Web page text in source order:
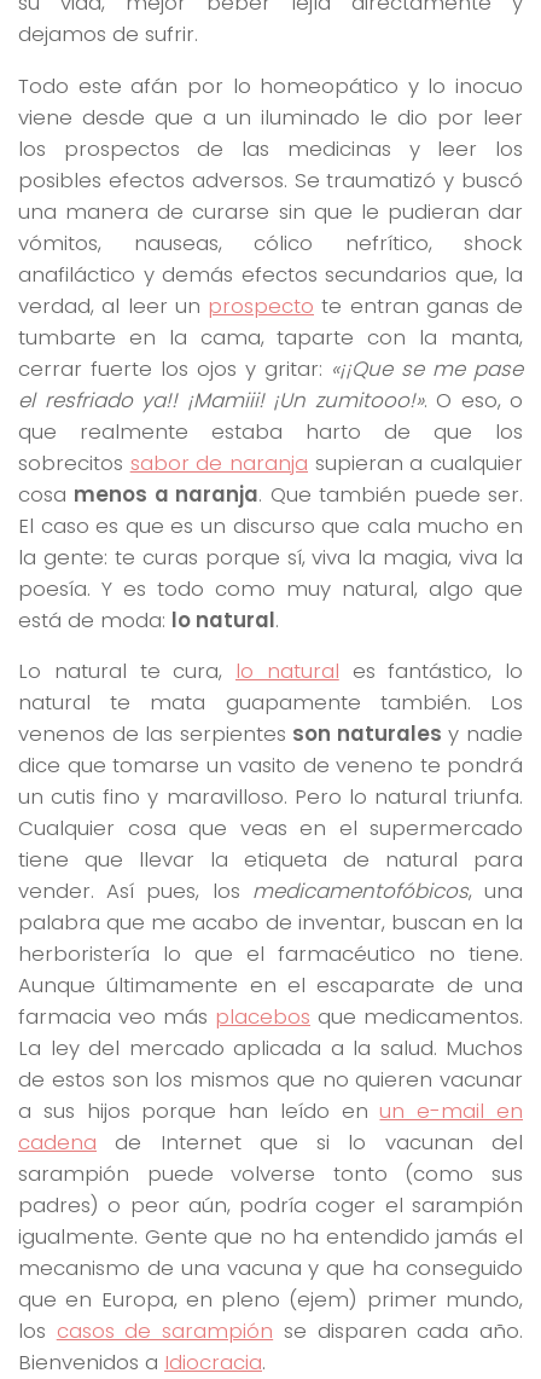
dejamos de sufrir.
Todo este afán por lo homeopático y lo inocuo
viene desde que a un iluminado le dio por leer
los prospectos de las medicinas y leer los
posibles efectos adversos. Se traumatizó y buscó
una manera de curarse sin que le pudieran dar
vómitos, nauseas, cólico nefrítico, shock
anafiláctico y demás efectos secundarios que, la
verdad, al leer un prospecto te entran ganas de
tumbarte en la cama, taparte con la manta,
cerrar fuerte los ojos y gritar: «¡¡Que se me pase
el resfriado ya!! ¡Mamiii! ¡Un zumitooo!». O eso, o
que realmente estaba harto de que los
sobrecitos sabor de naranja supieran a cualquier
cosa menos a naranja. Que también puede ser.
El caso es que es un discurso que cala mucho en
la gente: te curas porque sí, viva la magia, viva la
poesía. Y es todo como muy natural, algo que
está de moda: lo natural.
Lo natural te cura, lo natural es fantástico, lo
natural te mata guapamente también. Los
venenos de las serpientes son naturales y nadie
dice que tomarse un vasito de veneno te pondrá
un cutis fino y maravilloso. Pero lo natural triunfa.
Cualquier cosa que veas en el supermercado
tiene que llevar la etiqueta de natural para
vender. Así pues, los medicamentofóbicos, una
palabra que me acabo de inventar, buscan en la
herboristería lo que el farmacéutico no tiene.
Aunque últimamente en el escaparate de una
farmacia veo más placebos que medicamentos.
La ley del mercado aplicada a la salud. Muchos
de estos son los mismos que no quieren vacunar
a sus hijos porque han leído enun e-mail en
cadena de Internet que si lo vacunan del
sarampión puede volverse tonto (como sus
padres) o peor aún, podría coger el sarampión
igualmente. Gente que no ha entendido jamás el
mecanismo de una vacuna y que ha conseguido
que en Europa, en pleno (ejem) primer mundo,
los casos de sarampión se disparen cada año.
Bienvenidos a Idiocracia.